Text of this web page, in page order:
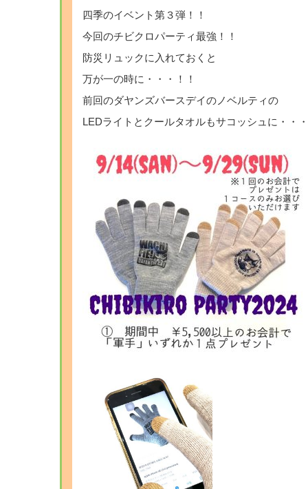
四季のイベント第３弾！！
今回のチビクロパーティ最強！！
防災リュックに入れておくと
万が一の時に・・・！！
前回のダヤンズバースデイのノベルティの
LEDライトとクールタオルもサコッシュに・・